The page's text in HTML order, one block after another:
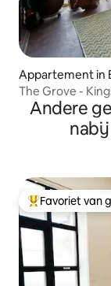
Appartement in
The Grove -
huisdieren
Andere
nabij
Topfavoriet
Favoriet van